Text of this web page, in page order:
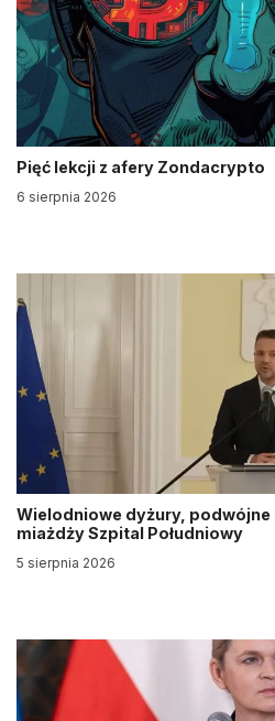
Pięć lekcji z afery Zondacrypto
6 sierpnia 2026
Wielodniowe dyżury,
miażdży Szpital Południowy
5 sierpnia 2026